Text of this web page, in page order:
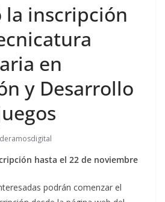
la inscripción
en
y Desarrollo
deramosdigital
hasta el 22 de noviembre
podrán comenzar el